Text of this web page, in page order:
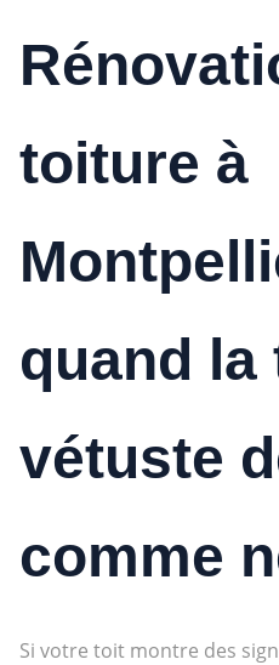
toiture à
quand la
vétuste
comme
Si votre toit montre des